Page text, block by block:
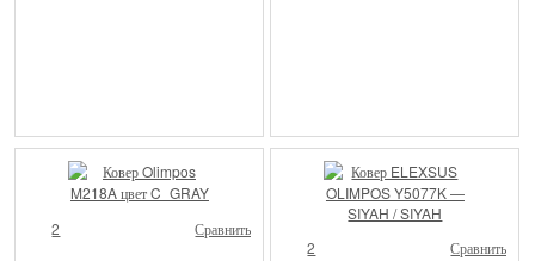
2 Сравнить
2 Сравнить